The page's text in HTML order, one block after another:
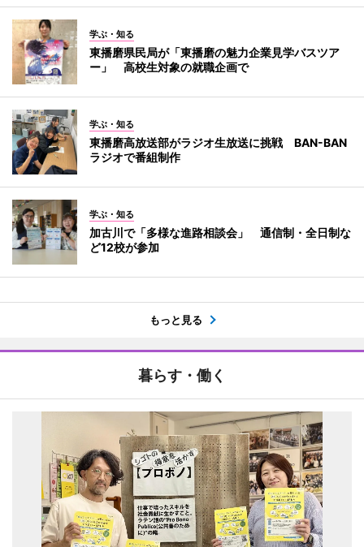
学ぶ・知る
東播磨県民局が「東播磨の魅力企業見学バスツア
ー」 高校生対象の就職企画で
学ぶ・知る
東播磨高放送部がラジオ生放送に挑戦 BAN-BAN
ラジオで番組制作
学ぶ・知る
加古川で「多様な進路相談会」 通信制・全日制な
ど12校が参加
もっと見る
暮らす・働く